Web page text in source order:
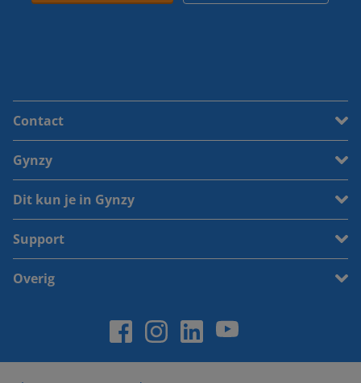
Contact
Gynzy
Dit kun je in Gynzy
Support
Overig